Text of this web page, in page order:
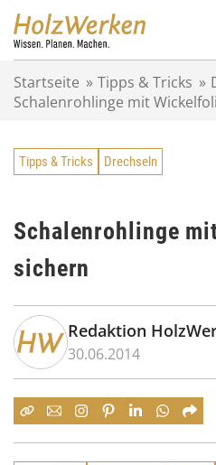
Startseite » Tipps & Tricks »
Schalenrohlinge mit
Tipps & Tricks Drechseln
Schalenrohlinge
sichern
Redaktion
30.06.2014